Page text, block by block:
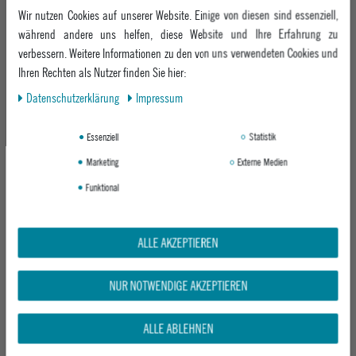
219,95 € UVP 229,95 €
159,95 €
-30%
PANAMA JACK DAMEN WINTERSCHUH
UVP 229,95 €
159,95 €
PANAMA JACK DAMEN WINTERSCHUH
ab 229,95 €
Wir nutzen Cookies auf unserer Website. Einige von diesen sind essenziell,
während andere uns helfen, diese Website und Ihre Erfahrung zu
verbessern. Weitere Informationen zu den von uns verwendeten Cookies und
Ihren Rechten als Nutzer finden Sie hier:
Daten­schutz­erklärung
Impressum
Essenziell
Statistik
Marketing
Externe Medien
Funktional
ALLE AKZEPTIEREN
NUR NOTWENDIGE AKZEPTIEREN
ALLE ABLEHNEN